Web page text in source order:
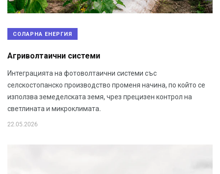
СОЛАРНА ЕНЕРГИЯ
Агриволтаични системи
Интеграцията на фотоволтаични системи със
селскостопанско производство променя начина, по който се
използва земеделската земя, чрез прецизен контрол на
светлината и микроклимата.
22.05.2026